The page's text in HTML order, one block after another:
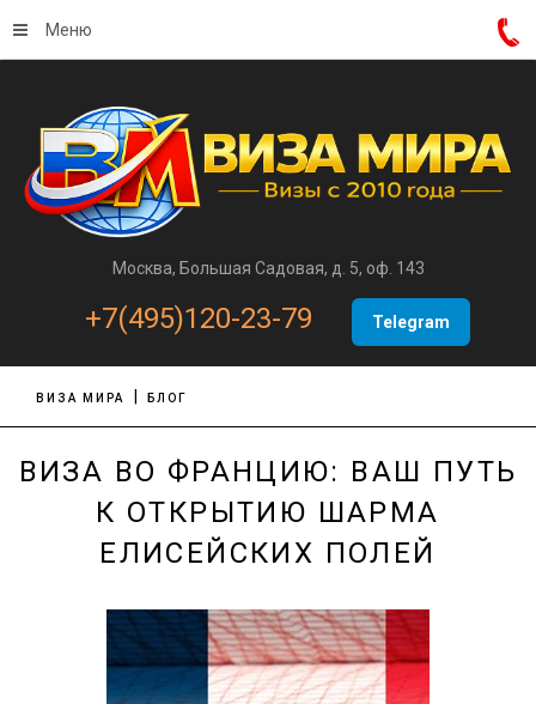
Москва, Большая Садовая, д. 5, оф. 143
+7(495)120-23-79 Telegram
Меню
ВИЗА МИРА БЛОГ
ВИЗА ВО ФРАНЦИЮ: ВАШ ПУТЬ
К ОТКРЫТИЮ ШАРМА
ЕЛИСЕЙСКИХ ПОЛЕЙ